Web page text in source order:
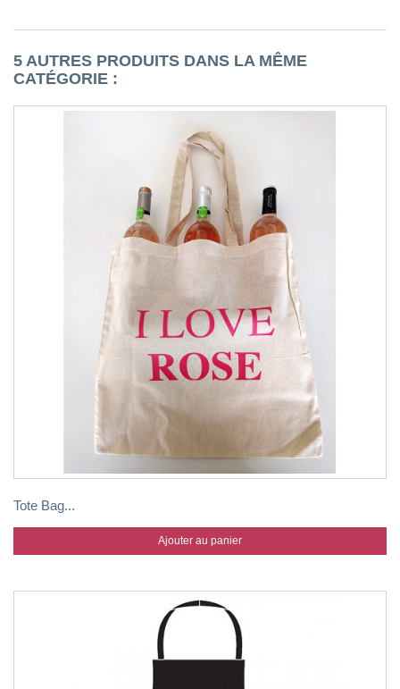
5 AUTRES PRODUITS DANS LA MÊME
CATÉGORIE :
Tote Bag...
Ajouter au panier